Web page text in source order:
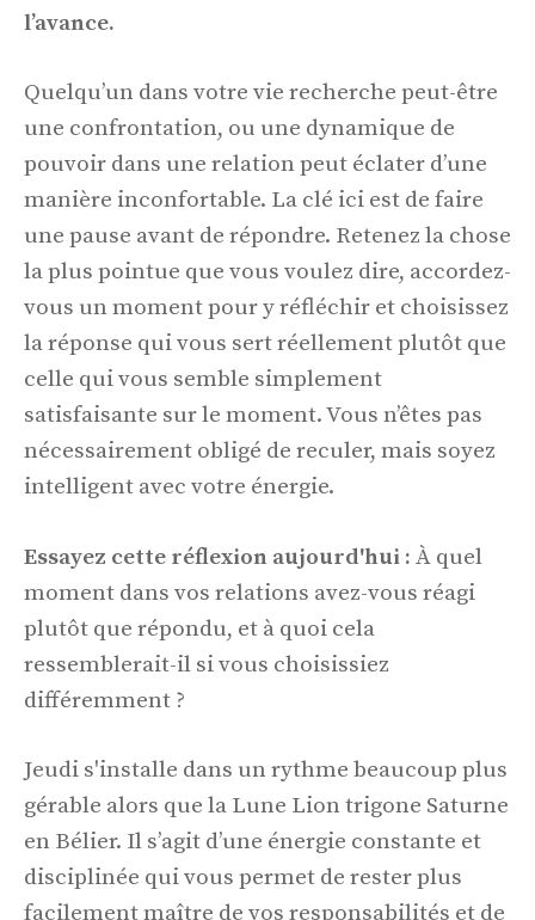
l’avance.
Quelqu’un dans votre vie recherche peut-être
une confrontation, ou une dynamique de
pouvoir dans une relation peut éclater d’une
manière inconfortable. La clé ici est de faire
une pause avant de répondre. Retenez la chose
la plus pointue que vous voulez dire, accordez-
vous un moment pour y réfléchir et choisissez
la réponse qui vous sert réellement plutôt que
celle qui vous semble simplement
satisfaisante sur le moment. Vous n’êtes pas
nécessairement obligé de reculer, mais soyez
intelligent avec votre énergie.
Essayez cette réflexion aujourd'hui : À quel
moment dans vos relations avez-vous réagi
plutôt que répondu, et à quoi cela
ressemblerait-il si vous choisissiez
différemment ?
Jeudi s'installe dans un rythme beaucoup plus
gérable alors que la Lune Lion trigone Saturne
en Bélier. Il s’agit d’une énergie constante et
disciplinée qui vous permet de rester plus
facilement maître de vos responsabilités et de